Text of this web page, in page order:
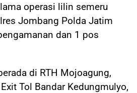
operasi lilin semeru
Jombang Polda Jatim
dan 1 pos
di RTH Mojoagung,
Tol Bandar Kedungmulyo,